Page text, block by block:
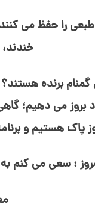
را حفظ می⁯ کنند.
برنده
بروز می ⁯دهیم؛
پاک هستیم و
: سعی می⁯ کنم